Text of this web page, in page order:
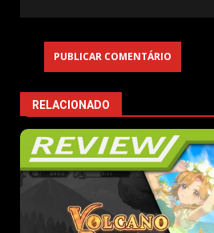
RELACIONADO